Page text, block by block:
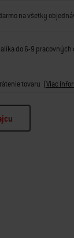
na všetky
do 6-9
tovaru (Viac